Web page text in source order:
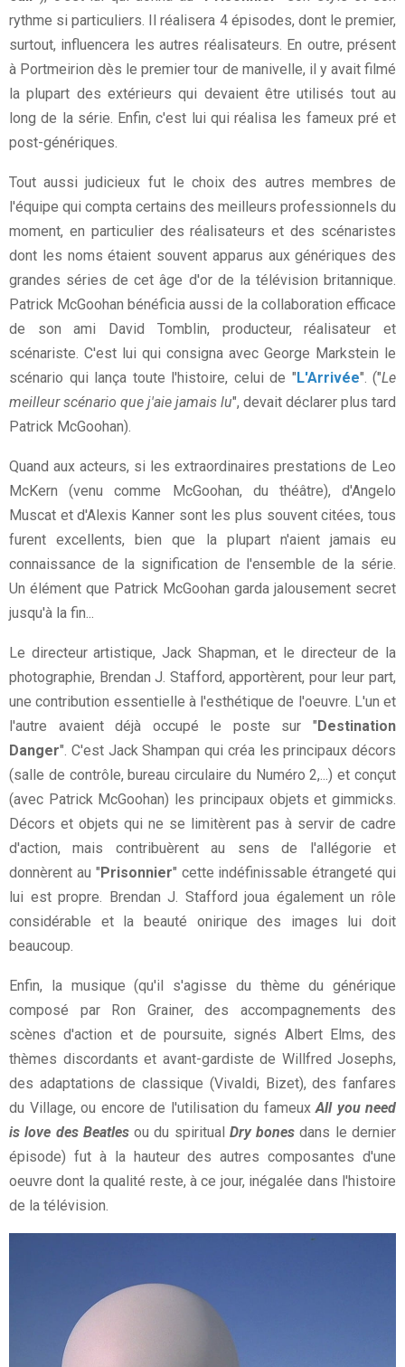
rythme si particuliers. Il réalisera 4 épisodes, dont le premier,
surtout, influencera les autres réalisateurs. En outre, présent
à Portmeirion dès le premier tour de manivelle, il y avait filmé
la plupart des extérieurs qui devaient être utilisés tout au
long de la série. Enfin, c'est lui qui réalisa les fameux pré et
post-génériques.
Tout aussi judicieux fut le choix des autres membres de
l'équipe qui compta certains des meilleurs professionnels du
moment, en particulier des réalisateurs et des scénaristes
dont les noms étaient souvent apparus aux génériques des
grandes séries de cet âge d'or de la télévision britannique.
Patrick McGoohan bénéficia aussi de la collaboration efficace
de son ami David Tomblin, producteur, réalisateur et
scénariste. C'est lui qui consigna avec George Markstein le
scénario qui lança toute l'histoire, celui de "L'Arrivée". ("Le
meilleur scénario que j'aie jamais lu", devait déclarer plus tard
Patrick McGoohan).
Quand aux acteurs, si les extraordinaires prestations de Leo
McKern (venu comme McGoohan, du théâtre), d'Angelo
Muscat et d'Alexis Kanner sont les plus souvent citées, tous
furent excellents, bien que la plupart n'aient jamais eu
connaissance de la signification de l'ensemble de la série.
Un élément que Patrick McGoohan garda jalousement secret
jusqu'à la fin...
Le directeur artistique, Jack Shapman, et le directeur de la
photographie, Brendan J. Stafford, apportèrent, pour leur part,
une contribution essentielle à l'esthétique de l'oeuvre. L'un et
l'autre avaient déjà occupé le poste sur "Destination
Danger". C'est Jack Shampan qui créa les principaux décors
(salle de contrôle, bureau circulaire du Numéro 2,...) et conçut
(avec Patrick McGoohan) les principaux objets et gimmicks.
Décors et objets qui ne se limitèrent pas à servir de cadre
d'action, mais contribuèrent au sens de l'allégorie et
donnèrent au "Prisonnier" cette indéfinissable étrangeté qui
lui est propre. Brendan J. Stafford joua également un rôle
considérable et la beauté onirique des images lui doit
beaucoup.
Enfin, la musique (qu'il s'agisse du thème du générique
composé par Ron Grainer, des accompagnements des
scènes d'action et de poursuite, signés Albert Elms, des
thèmes discordants et avant-gardiste de Willfred Josephs,
des adaptations de classique (Vivaldi, Bizet), des fanfares
du Village, ou encore de l'utilisation du fameuxAll you need
is love des Beatlesou du spiritual Dry bones dans le dernier
épisode) fut à la hauteur des autres composantes d'une
oeuvre dont la qualité reste, à ce jour, inégalée dans l'histoire
de la télévision.